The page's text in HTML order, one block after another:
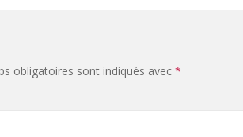
obligatoires sont indiqués avec *